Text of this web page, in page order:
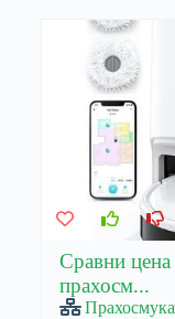
Сравни
прахосм...